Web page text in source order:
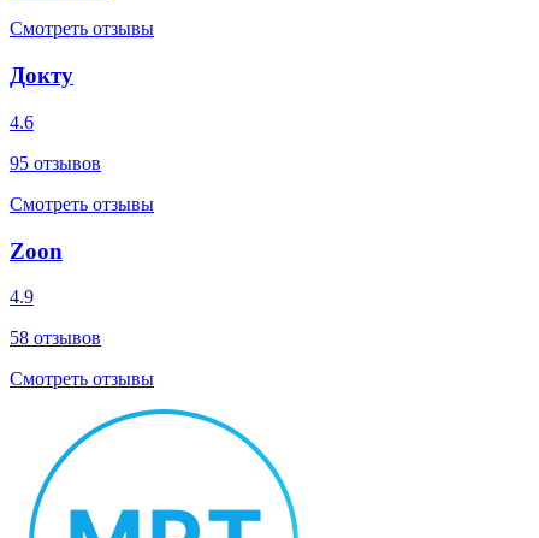
Смотреть отзывы
Докту
4.6
95 отзывов
Смотреть отзывы
Zoon
4.9
58 отзывов
Смотреть отзывы